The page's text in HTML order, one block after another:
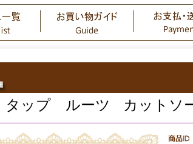
タップ ルーツ カットソ